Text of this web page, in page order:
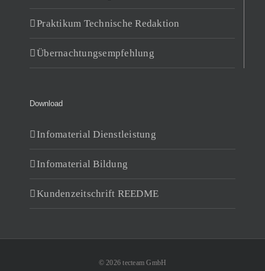
Praktikum Technische Redaktion
Übernachtungsempfehlung
Download
Infomaterial Dienstleistung
Infomaterial Bildung
Kundenzeitschrift REEDME
© 2026 tecteam GmbH